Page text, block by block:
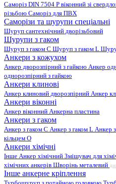
Саморіз DIN 7504 P віконний зі
різьбою Саморіз для ПВХ
Саморізи та шурупи спеціальні
Шуруп сантехнічний дворізьбовий
Шурупи з гаком
Шуруп з гаком C Шуруп з гаком L
Анкери з кожухом
Анкер дворозпірний з гайкою Анкер
однорозпірний з гайкою
Анкери клинові
Анкер клиновий дворозпірний Анкер
Анкери віконні
Анкер віконний Анкерна пластина
Анкери з гаком
Анкер з гаком C Анкер з гаком L Анкер
кільцем O
Анкери хімічні
Інше Анкер хімічний Змішувач для
хімічних анкерів Шворінь металевий
Інше анкерне кріплення